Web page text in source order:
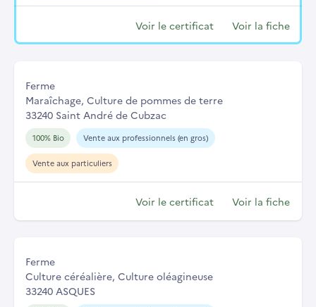
Voir le certificat Voir la fiche
Ferme
Maraîchage, Culture de pommes de terre
33240 Saint André de Cubzac
100% Bio Vente aux professionnels (en gros)
Vente aux particuliers
Voir le certificat Voir la fiche
Ferme
Culture céréalière, Culture oléagineuse
33240 ASQUES